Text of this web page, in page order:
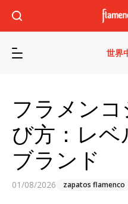
世界
フラメン
び方：レベ
ブランド
01/08/2026 zapatos flamenco